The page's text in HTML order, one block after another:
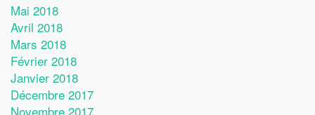
Mai 2018
Avril 2018
Mars 2018
Février 2018
Janvier 2018
Décembre 2017
Novembre 2017